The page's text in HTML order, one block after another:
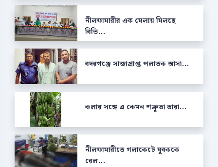
নীলফামারীর এক মেলায় মিলছে
বিভি...
বদরগঞ্জে সাজাপ্রাপ্ত পলাতক আসা...
কলার সঙ্গে এ কেমন শক্রুতা তারা...
নীলফামারীতে গলাকেটে যুবককে
রেল...